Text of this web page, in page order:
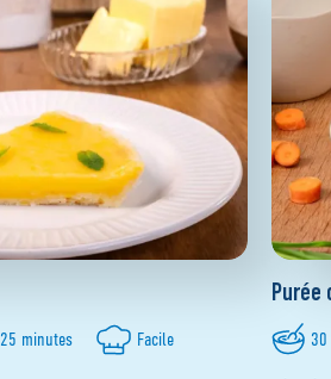
25 minutes Facile
Purée